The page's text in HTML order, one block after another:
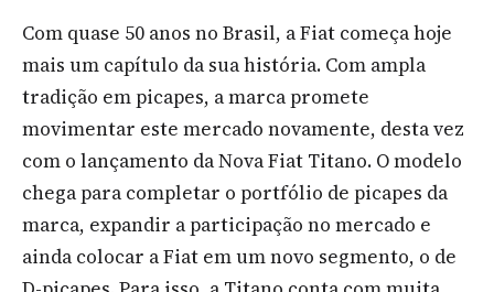
Com quase 50 anos no Brasil, a Fiat começa hoje
mais um capítulo da sua história. Com ampla
tradição em picapes, a marca promete
movimentar este mercado novamente, desta vez
com o lançamento da Nova Fiat Titano. O modelo
chega para completar o portfólio de picapes da
marca, expandir a participação no mercado e
ainda colocar a Fiat em um novo segmento, o de